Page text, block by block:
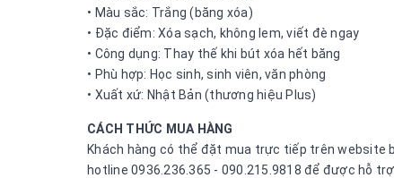
• Màu sắc: Trắng (băng xóa)
• Đặc điểm: Xóa sạch, không lem, viết đè ngay
• Công dụng: Thay thế khi bút xóa hết băng
• Phù hợp: Học sinh, sinh viên, văn phòng
• Xuất xứ: Nhật Bản (thương hiệu Plus)
CÁCH THỨC MUA HÀNG
Khách hàng có thể đặt mua trực tiếp trên website
hotline 0936.236.365 - 090.215.9818 để được hỗ